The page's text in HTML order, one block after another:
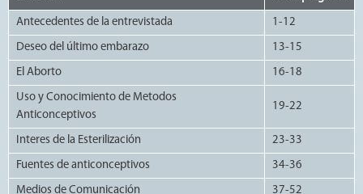
Antecedentes de la entrevistada 1-12
Deseo del último embarazo 13-15
El Aborto 16-18
Uso y Conocimiento de Metodos
Anticonceptivos
19-22
Interes de la Esterilización 23-33
Fuentes de anticonceptivos 34-36
Medios de Comunicación 37-52